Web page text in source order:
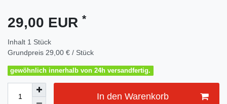
29,00 EUR *
Inhalt 1 Stück
Grundpreis 29,00 € / Stück
gewöhnlich innerhalb von 24h versandfertig.
In den Warenkorb